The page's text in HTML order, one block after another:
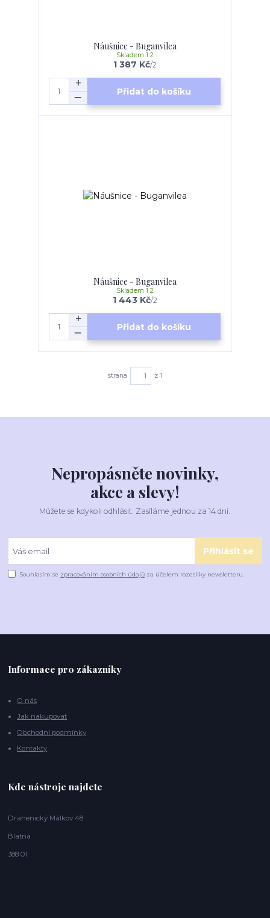
Náušnice - Buganvilea
1 387 Kč/2
Skladem 1 2
Přidat do košíku
Náušnice - Buganvilea
1 443 Kč/2
Skladem 1 2
Přidat do košíku
strana z 1
Nepropásněte novinky,
akce a slevy!
Můžete se kdykoli odhlásit. Zasíláme jednou za 14 dní.
Přihlásit se
Souhlasím se zpracováním osobních údajů za účelem rozesílky newsletteru.
Informace pro zákazníky
O nás
Jak nakupovat
Obchodní podmínky
Kontakty
Kde nástroje najdete
Drahenický Málkov 48
Blatná
388 01